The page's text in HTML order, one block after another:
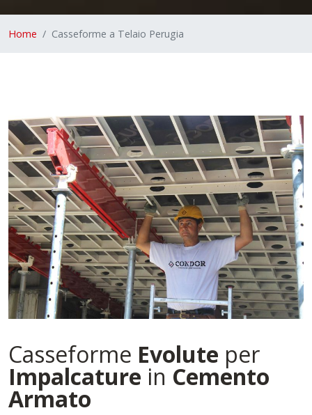
Home Casseforme a Telaio Perugia
Casseforme Evolute per
Impalcature in Cemento
Armato